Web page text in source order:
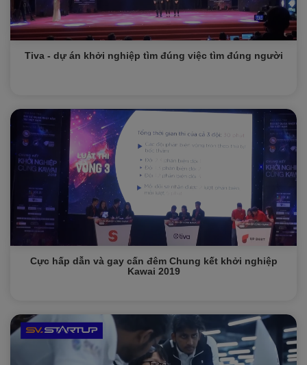
Tiva - dự án khởi nghiệp tìm đúng việc tìm đúng người
Cực hấp dẫn và gay cấn đêm Chung kết khởi nghiệp
Kawai 2019